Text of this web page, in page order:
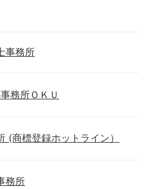
事務所
務所ＯＫＵ
(商標登録ホットライン）
務所